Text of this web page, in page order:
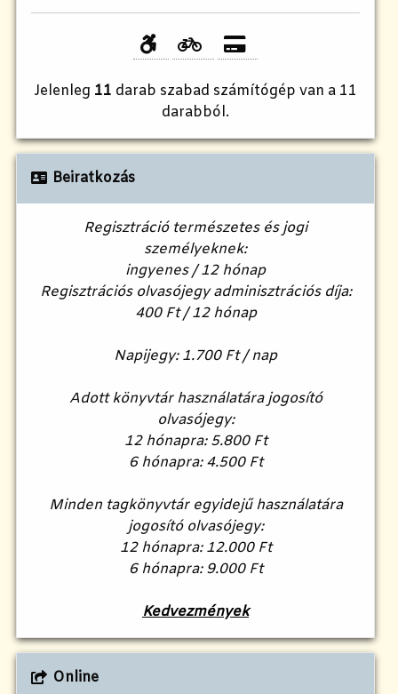
Jelenleg 11 darab szabad számítógép van a 11
darabból.
Beiratkozás
Regisztráció természetes és jogi
személyeknek:
ingyenes / 12 hónap
Regisztrációs olvasójegy adminisztrációs díja:
400 Ft / 12 hónap
Napijegy: 1.700 Ft / nap
Adott könyvtár használatára jogosító
olvasójegy:
12 hónapra: 5.800 Ft
6 hónapra: 4.500 Ft
Minden tagkönyvtár egyidejű használatára
jogosító olvasójegy:
12 hónapra: 12.000 Ft
6 hónapra: 9.000 Ft
Kedvezmények
Online